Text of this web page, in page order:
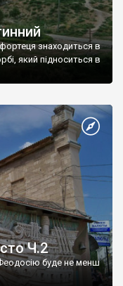
знаходиться в
який підноситься в
Ч.2
буде не менш